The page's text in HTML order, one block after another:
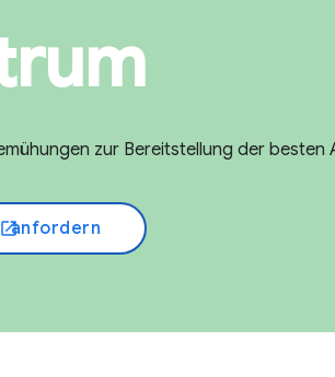
zur Bereitstellung der besten
open_in_new
anfordern